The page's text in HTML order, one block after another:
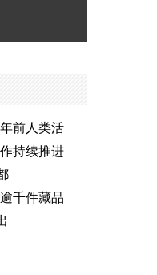
前人类活
持续推进
千件藏品